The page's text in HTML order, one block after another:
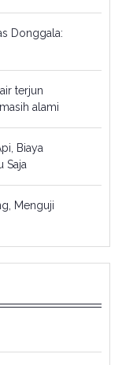
Donggala:
terjun
alami
Biaya
Saja
Menguji